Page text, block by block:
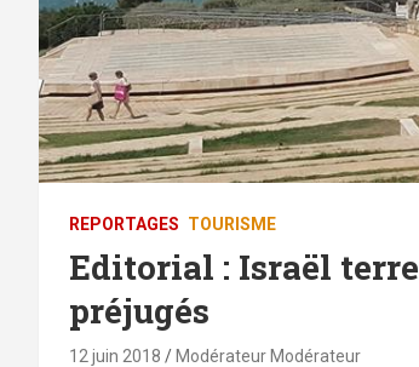
REPORTAGES TOURISME
Editorial : Israël
préjugés
12 juin 2018 Modérateur Modérateur